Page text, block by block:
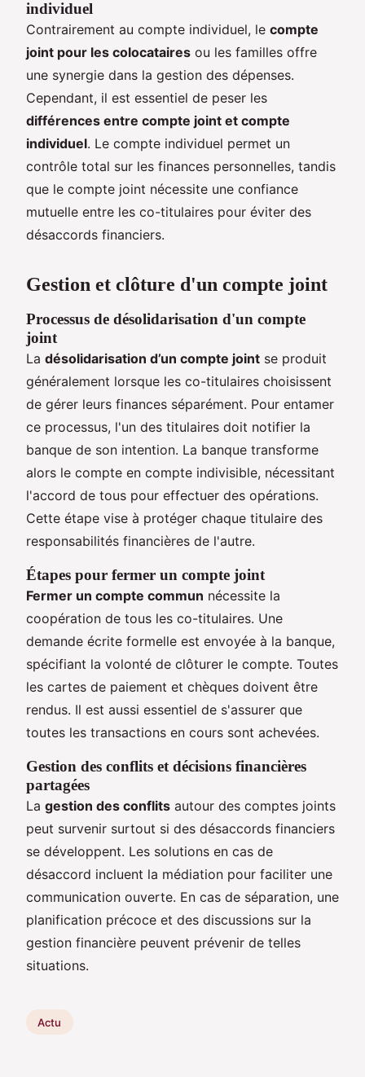
individuel
Contrairement au compte individuel, le compte
joint pour les colocataires ou les familles offre
une synergie dans la gestion des dépenses.
Cependant, il est essentiel de peser les
différences entre compte joint et compte
individuel. Le compte individuel permet un
contrôle total sur les finances personnelles, tandis
que le compte joint nécessite une confiance
mutuelle entre les co-titulaires pour éviter des
désaccords financiers.
Gestion et clôture d'un compte joint
Processus de désolidarisation d'un compte
joint
La désolidarisation d’un compte joint se produit
généralement lorsque les co-titulaires choisissent
de gérer leurs finances séparément. Pour entamer
ce processus, l'un des titulaires doit notifier la
banque de son intention. La banque transforme
alors le compte en compte indivisible, nécessitant
l'accord de tous pour effectuer des opérations.
Cette étape vise à protéger chaque titulaire des
responsabilités financières de l'autre.
Étapes pour fermer un compte joint
Fermer un compte commun nécessite la
coopération de tous les co-titulaires. Une
demande écrite formelle est envoyée à la banque,
spécifiant la volonté de clôturer le compte. Toutes
les cartes de paiement et chèques doivent être
rendus. Il est aussi essentiel de s'assurer que
toutes les transactions en cours sont achevées.
Gestion des conflits et décisions financières
partagées
La gestion des conflits autour des comptes joints
peut survenir surtout si des désaccords financiers
se développent. Les solutions en cas de
désaccord incluent la médiation pour faciliter une
communication ouverte. En cas de séparation, une
planification précoce et des discussions sur la
gestion financière peuvent prévenir de telles
situations.
Actu